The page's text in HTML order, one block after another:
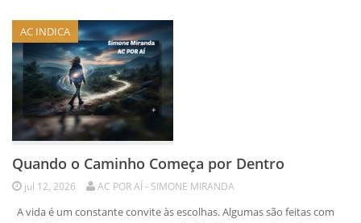
AC INDICA
Quando o Caminho Começa por Dentro
jul 12, 2026 AC POR AÍ - SIMONE MIRANDA
A vida é um constante convite às escolhas. Algumas são feitas com